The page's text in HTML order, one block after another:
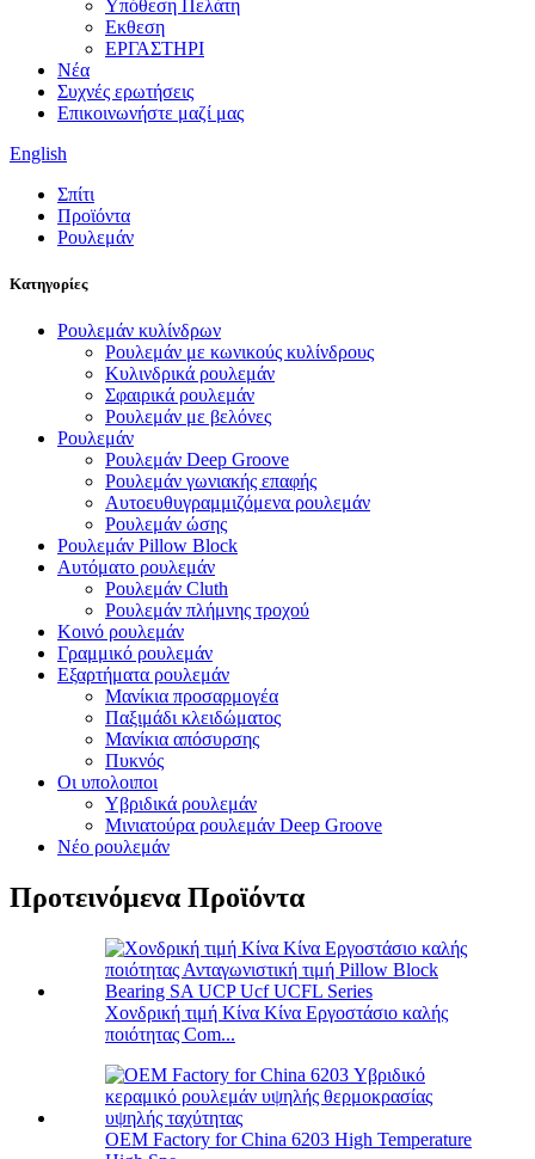
Υπόθεση Πελάτη
Εκθεση
ΕΡΓΑΣΤΗΡΙ
Νέα
Συχνές ερωτήσεις
Επικοινωνήστε μαζί μας
English
Σπίτι
Προϊόντα
Ρουλεμάν
Κατηγορίες
Ρουλεμάν κυλίνδρων
Ρουλεμάν με κωνικούς κυλίνδρους
Κυλινδρικά ρουλεμάν
Σφαιρικά ρουλεμάν
Ρουλεμάν με βελόνες
Ρουλεμάν
Ρουλεμάν Deep Groove
Ρουλεμάν γωνιακής επαφής
Αυτοευθυγραμμιζόμενα ρουλεμάν
Ρουλεμάν ώσης
Ρουλεμάν Pillow Block
Αυτόματο ρουλεμάν
Ρουλεμάν Cluth
Ρουλεμάν πλήμνης τροχού
Κοινό ρουλεμάν
Γραμμικό ρουλεμάν
Εξαρτήματα ρουλεμάν
Μανίκια προσαρμογέα
Παξιμάδι κλειδώματος
Μανίκια απόσυρσης
Πυκνός
Οι υπολοιποι
Υβριδικά ρουλεμάν
Μινιατούρα ρουλεμάν Deep Groove
Νέο ρουλεμάν
Προτεινόμενα Προϊόντα
Χονδρική τιμή Κίνα Κίνα Εργοστάσιο καλής
ποιότητας Com...
OEM Factory for China 6203 High Temperature